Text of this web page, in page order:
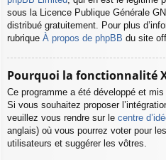
sous la Licence Publique Générale
distribué gratuitement. Pour plus
rubrique À propos de phpBB du site
Pourquoi la fonctionnalité
Ce programme a été développé et
Si vous souhaitez proposer
veuillez vous rendre sur le centre
anglais) où vous pourrez voter pour
utilisateurs et suggérer les vôtres.